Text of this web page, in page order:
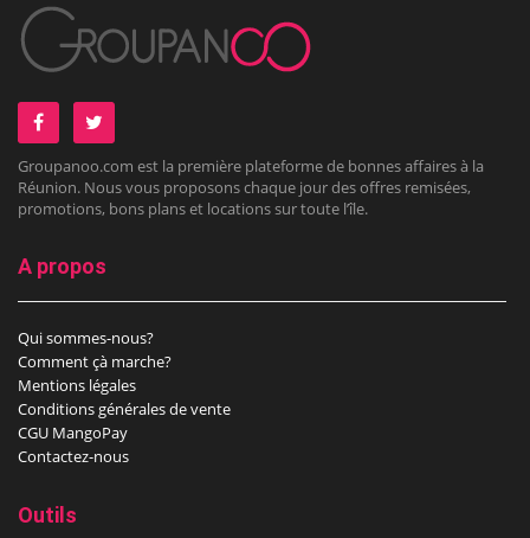
Groupanoo.com est la première plateforme de bonnes affaires à la
Réunion. Nous vous proposons chaque jour des offres remisées,
promotions, bons plans et locations sur toute l’île.
A propos
Qui sommes-nous?
Comment çà marche?
Mentions légales
Conditions générales de vente
CGU MangoPay
Contactez-nous
Outils